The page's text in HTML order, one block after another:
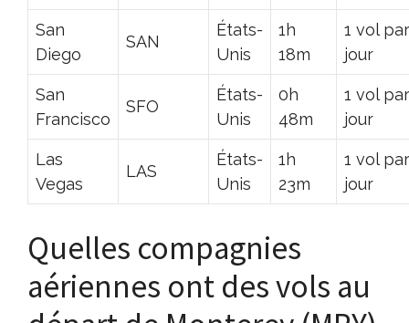
San
Diego
SAN
États-
Unis
1h
18m
1 vol par
jour
San
Francisco
SFO
États-
Unis
0h
48m
1 vol par
jour
Las
Vegas
LAS
États-
Unis
1h
23m
1 vol par
jour
Quelles compagnies
aériennes ont des vols au